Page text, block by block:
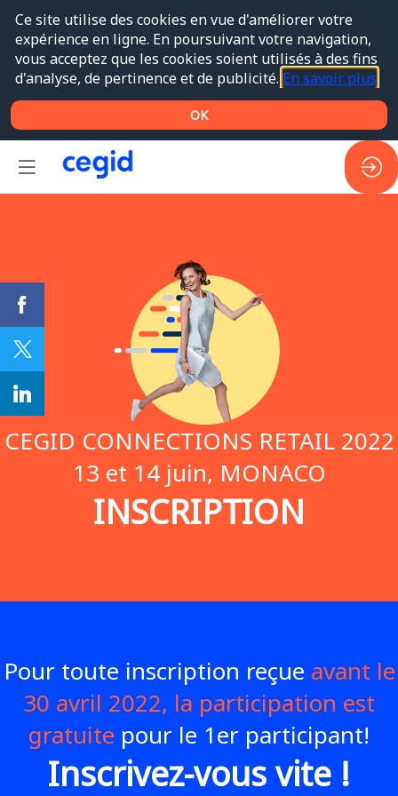
CEGID CONNECTIONS RETAIL 2022
13 et 14 juin, MONACO
INSCRIPTION
Pour toute inscription reçue avant le
30 avril 2022, la participation est
gratuite pour le 1er participant!
Inscrivez-vous vite !
Ce site utilise des cookies en vue d'améliorer votre
expérience en ligne. En poursuivant votre navigation,
vous acceptez que les cookies soient utilisés à des fins
d'analyse, de pertinence et de publicité. En savoir plus
OK